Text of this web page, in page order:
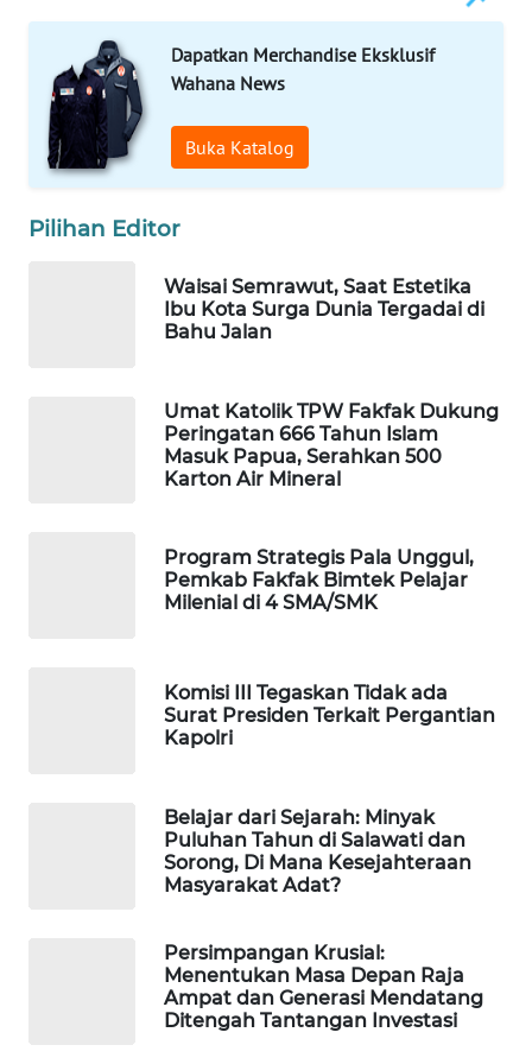
Dapatkan Merchandise Eksklusif
Wahana News
Buka Katalog
Pilihan Editor
Waisai Semrawut, Saat Estetika
Ibu Kota Surga Dunia Tergadai di
Bahu Jalan
Umat Katolik TPW Fakfak Dukung
Peringatan 666 Tahun Islam
Masuk Papua, Serahkan 500
Karton Air Mineral
Program Strategis Pala Unggul,
Pemkab Fakfak Bimtek Pelajar
Milenial di 4 SMA/SMK
Komisi III Tegaskan Tidak ada
Surat Presiden Terkait Pergantian
Kapolri
Belajar dari Sejarah: Minyak
Puluhan Tahun di Salawati dan
Sorong, Di Mana Kesejahteraan
Masyarakat Adat?
Persimpangan Krusial:
Menentukan Masa Depan Raja
Ampat dan Generasi Mendatang
Ditengah Tantangan Investasi
WAHANA
DESA
WISATA
LAPAK
WAHANA
Wahana